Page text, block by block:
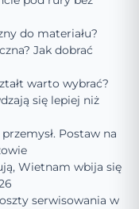
do materiału?
Jak dobrać
warto wybrać?
się lepiej niż
Postaw na
Wietnam wbija się
serwisowania w